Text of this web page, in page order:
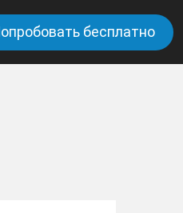
бесплатно